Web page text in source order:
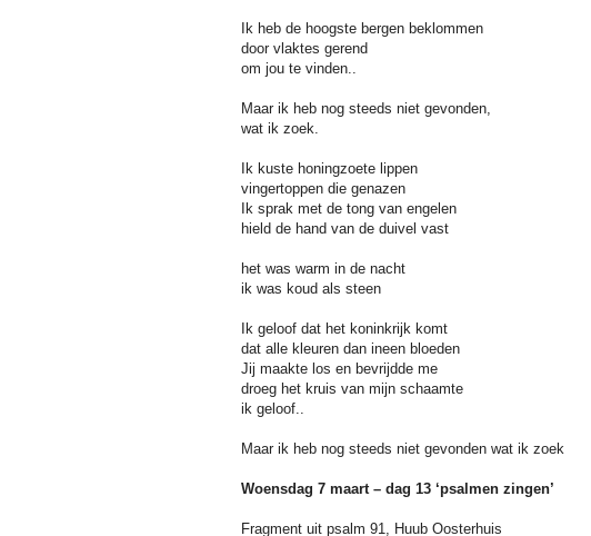
Ik heb de hoogste bergen beklommen
door vlaktes gerend
om jou te vinden..
Maar ik heb nog steeds niet gevonden,
wat ik zoek.
Ik kuste honingzoete lippen
vingertoppen die genazen
Ik sprak met de tong van engelen
hield de hand van de duivel vast
het was warm in de nacht
ik was koud als steen
Ik geloof dat het koninkrijk komt
dat alle kleuren dan ineen bloeden
Jij maakte los en bevrijdde me
droeg het kruis van mijn schaamte
ik geloof..
Maar ik heb nog steeds niet gevonden wat ik zoek
Woensdag 7 maart – dag 13 ‘psalmen zingen’
Fragment uit psalm 91, Huub Oosterhuis